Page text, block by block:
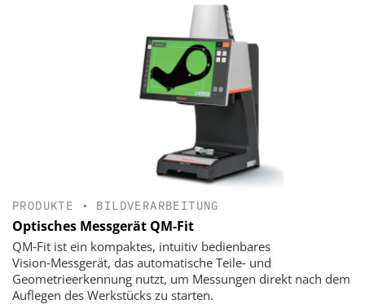
PRODUKTE • BILDVERARBEITUNG
Optisches Messgerät QM-Fit
QM‑Fit ist ein kompaktes, intuitiv bedienbares
Vision‑Messgerät, das automatische Teile‑ und
Geometrieerkennung nutzt, um Messungen direkt nach dem
Auflegen des Werkstücks zu starten.